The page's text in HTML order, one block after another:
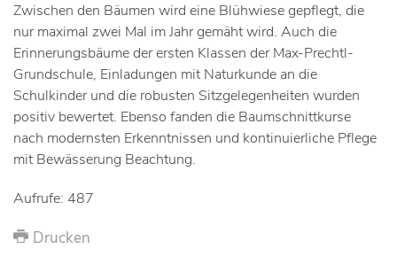
Zwischen den Bäumen wird eine Blühwiese gepflegt, die
nur maximal zwei Mal im Jahr gemäht wird. Auch die
Erinnerungsbäume der ersten Klassen der Max-Prechtl-
Grundschule, Einladungen mit Naturkunde an die
Schulkinder und die robusten Sitzgelegenheiten wurden
positiv bewertet. Ebenso fanden die Baumschnittkurse
nach modernsten Erkenntnissen und kontinuierliche Pflege
mit Bewässerung Beachtung.
Aufrufe: 487
Drucken